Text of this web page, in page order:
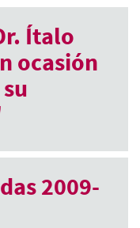
Ítalo
ocasión
2009-